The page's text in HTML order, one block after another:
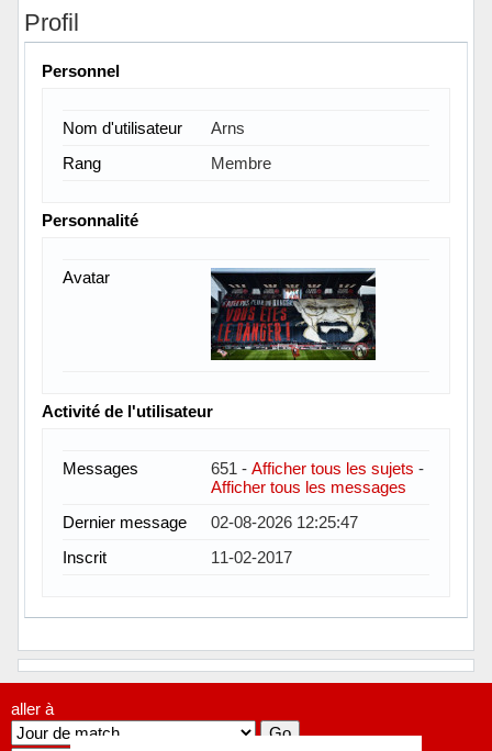
Profil
Personnel
Nom d'utilisateur
Arns
Rang
Membre
Personnalité
Avatar
Activité de l'utilisateur
Messages 651 - Afficher tous les sujets -
Afficher tous les messages
Dernier message
02-08-2026 12:25:47
Inscrit
11-02-2017
aller à